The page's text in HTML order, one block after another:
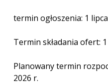
termin ogłoszenia: 1
Termin składania ofert:
Planowany termin
2026 r.